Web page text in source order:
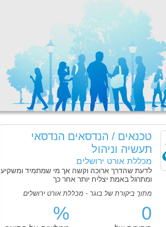
טכנאים / הנדסאים הנדסאי
תעשיה וניהול
מכללת אורט ירושלים
לדעת שהדרך ארוכה וקשה אך מי שמתמיד ומשקיע
ומתרגל באמת יצליח יותר אחר כך
מתוך ביקורת של בוגר - מכללת אורט ירושלים
0
%